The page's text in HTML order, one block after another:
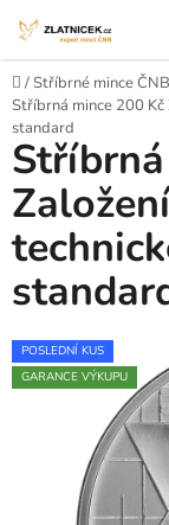
Domů
/Stříbrné mince ČNB
Stříbrná mince 200
standard
POSLEDNÍ KUS
GARANCE VÝKUPU